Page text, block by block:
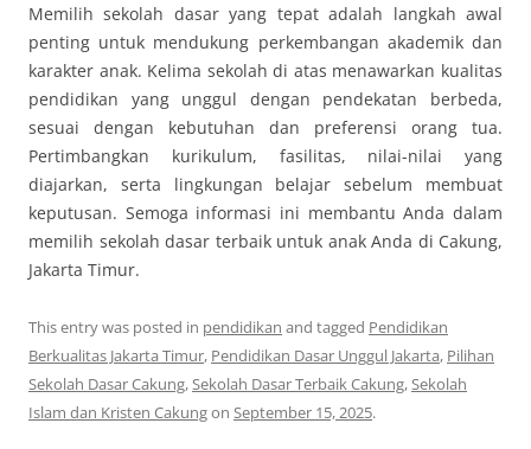
Memilih sekolah dasar yang tepat adalah langkah awal
penting untuk mendukung perkembangan akademik dan
karakter anak. Kelima sekolah di atas menawarkan kualitas
pendidikan yang unggul dengan pendekatan berbeda,
sesuai dengan kebutuhan dan preferensi orang tua.
Pertimbangkan kurikulum, fasilitas, nilai-nilai yang
diajarkan, serta lingkungan belajar sebelum membuat
keputusan. Semoga informasi ini membantu Anda dalam
memilih sekolah dasar terbaik untuk anak Anda di Cakung,
Jakarta Timur.
This entry was posted in pendidikan and tagged Pendidikan
Berkualitas Jakarta Timur, Pendidikan Dasar Unggul Jakarta, Pilihan
Sekolah Dasar Cakung, Sekolah Dasar Terbaik Cakung, Sekolah
Islam dan Kristen Cakungon September 15, 2025.